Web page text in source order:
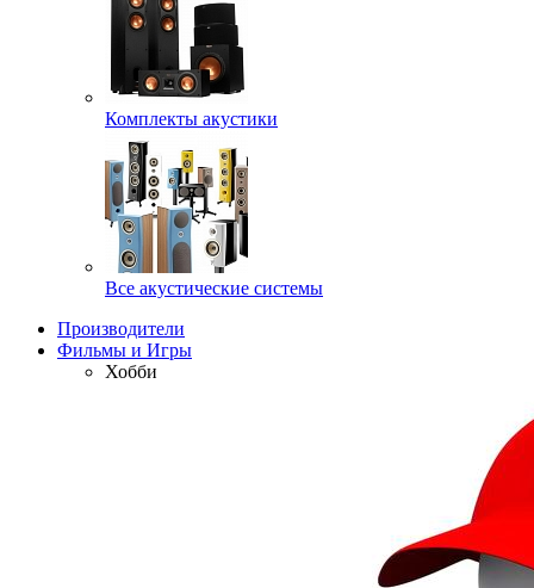
Комплекты акустики
Все акустические системы
Производители
Фильмы и Игры
Хобби